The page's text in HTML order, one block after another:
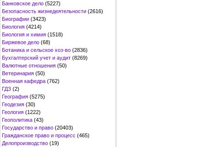
Банковское дело (5227)
Безопасность жизнедеятельности (2616)
Биографии (3423)
Биология (4214)
Биология и химия (1518)
Биржевое дело (68)
Ботаника и сельское хоз-во (2836)
Бухгалтерский учет и аудит (8269)
Валютные отношения (50)
Ветеринария (50)
Военная кафедра (762)
ГДЗ (2)
География (5275)
Геодезия (30)
Геология (1222)
Геополитика (43)
Государство и право (20403)
Гражданское право и процесс (465)
Делопроизводство (19)